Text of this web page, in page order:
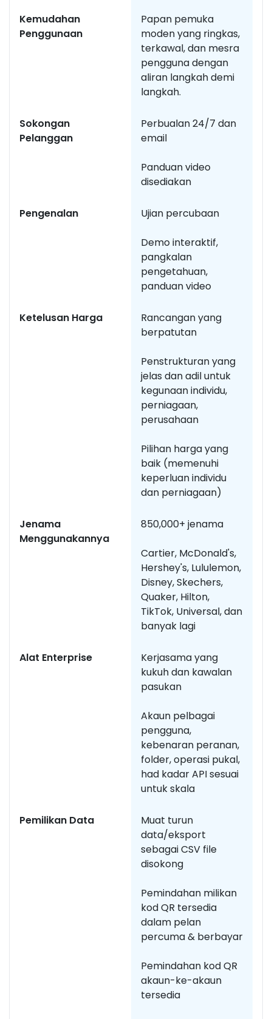
Kemudahan
Penggunaan
Papan pemuka
moden yang ringkas,
terkawal, dan mesra
pengguna dengan
aliran langkah demi
langkah.
Sokongan
Pelanggan
Perbualan 24/7 dan
email
Panduan video
disediakan
Pengenalan Ujian percubaan
Demo interaktif,
pangkalan
pengetahuan,
panduan video
Ketelusan Harga
Rancangan yang
berpatutan
Penstrukturan yang
jelas dan adil untuk
kegunaan individu,
perniagaan,
perusahaan
Pilihan harga yang
baik (memenuhi
keperluan individu
dan perniagaan)
Jenama
Menggunakannya
850,000+ jenama
Cartier, McDonald's,
Hershey's, Lululemon,
Disney, Skechers,
Quaker, Hilton,
TikTok, Universal, dan
banyak lagi
Alat Enterprise
Kerjasama yang
kukuh dan kawalan
pasukan
Akaun pelbagai
pengguna,
kebenaran peranan,
folder, operasi pukal,
had kadar API sesuai
untuk skala
Pemilikan Data
Muat turun
data/eksport
sebagai CSV file
disokong
Pemindahan milikan
kod QR tersedia
dalam pelan
percuma & berbayar
Pemindahan kod QR
akaun-ke-akaun
tersedia